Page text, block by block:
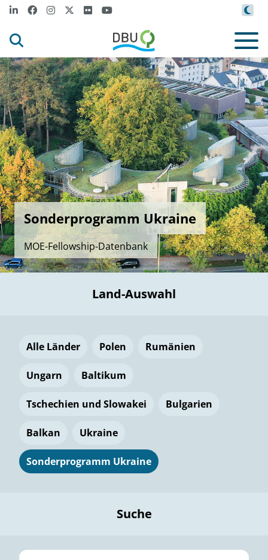
Sonderprogramm Ukraine
MOE-Fellowship-Datenbank
Land-Auswahl
Alle Länder Polen Rumänien
Ungarn Baltikum
Tschechien und Slowakei Bulgarien
Balkan Ukraine
Sonderprogramm Ukraine
Suche